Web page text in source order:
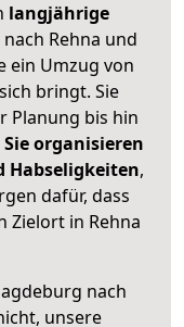
langjährige
Rehna und
ein Umzug von
bringt. Sie
Planung bis hin
Sie organisieren
Habseligkeiten,
dafür, dass
Zielort in Rehna
nach
unsere